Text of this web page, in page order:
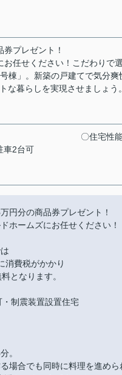
プレゼント！
任せください！こだわりで
」。新築の戸建てで気分
な暮らしを実現させましょう。
〇住宅性
車2台可
円分の商品券プレゼント！
ホームズにお任せください！
消費税がかかり
となります。
制震装置設置住宅
。
場合でも同時に料理を進めら